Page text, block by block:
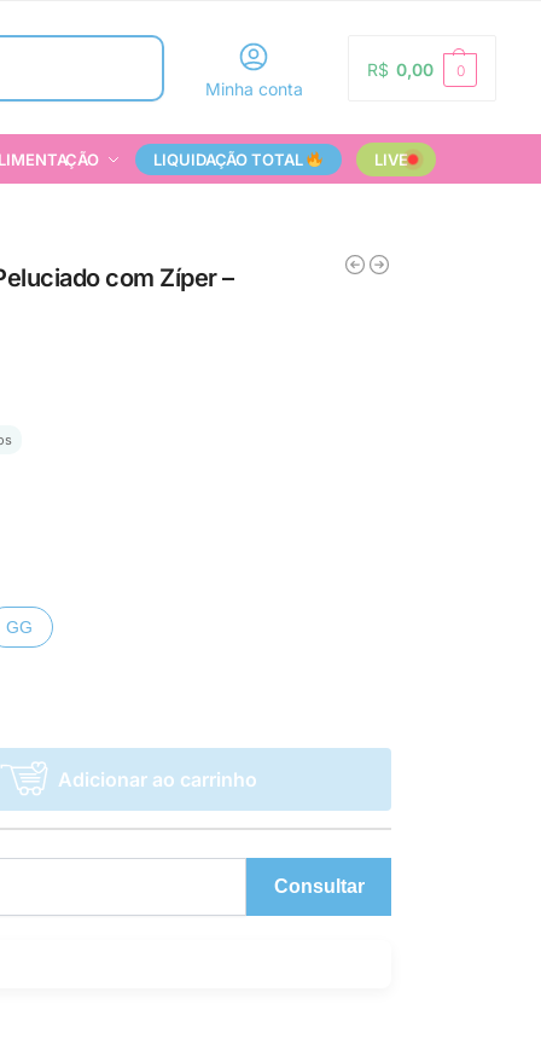
Pesquisar
Minha conta
R$ 0,00 0
LIQUIDAÇÃO TOTAL LIVE
com Zíper –
GG
Adicionar ao carrinho
Consultar